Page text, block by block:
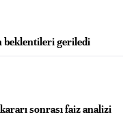
beklentileri geriledi
sonrası faiz analizi